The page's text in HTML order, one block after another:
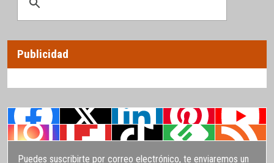
Publicidad
Puedes suscribirte por correo electrónico, te enviaremos un